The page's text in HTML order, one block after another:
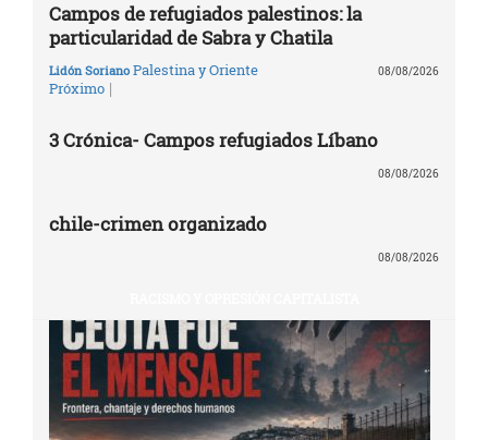
Campos de refugiados palestinos: la
particularidad de Sabra y Chatila
Lidón Soriano Palestina y Oriente
Próximo |
08/08/2026
3 Crónica- Campos refugiados Líbano
08/08/2026
chile-crimen organizado
08/08/2026